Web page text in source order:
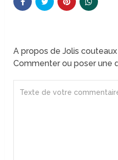
A propos de Jolis
Commenter ou poser une